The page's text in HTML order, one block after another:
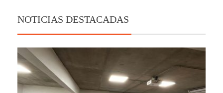
NOTICIAS DESTACADAS